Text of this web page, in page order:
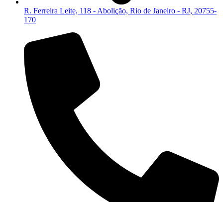
R. Ferreira Leite, 118 - Abolição, Rio de Janeiro - RJ, 20755-
170